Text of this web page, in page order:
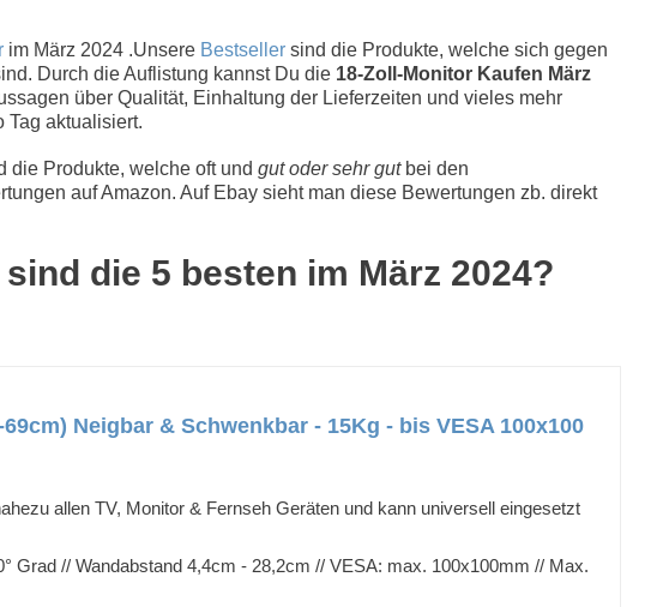
im März 2024 .Unsere Bestseller sind die Produkte, welche sich gegen
Durch die Auflistung kannst Du die 18-Zoll-Monitor Kaufen März
über Qualität, Einhaltung der Lieferzeiten und vieles mehr
Tag aktualisiert.
die Produkte, welche oft und gut oder sehr gutbei den
auf Amazon. Auf Ebay sieht man diese Bewertungen zb. direkt
die 5 besten im März 2024?
Neigbar & Schwenkbar - 15Kg - bis VESA 100x100
allen TV, Monitor & Fernseh Geräten und kann universell eingesetzt
Grad // Wandabstand 4,4cm - 28,2cm // VESA: max. 100x100mm // Max.